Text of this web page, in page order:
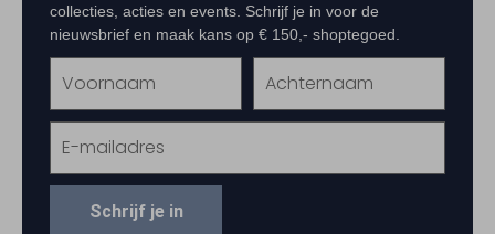
collecties, acties en events. Schrijf je in voor de
nieuwsbrief en maak kans op € 150,- shoptegoed.
Schrijf je in